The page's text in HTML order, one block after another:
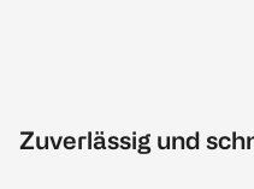
Zuverlässig und